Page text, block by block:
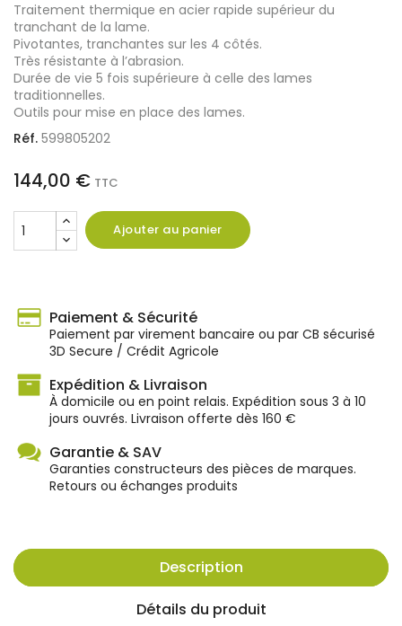
Traitement thermique en acier rapide supérieur du
tranchant de la lame.
Pivotantes, tranchantes sur les 4 côtés.
Très résistante à l’abrasion.
Durée de vie 5 fois supérieure à celle des lames
traditionnelles.
Outils pour mise en place des lames.
Réf. 599805202
144,00 € TTC
Ajouter au panier
Paiement & Sécurité
Paiement par virement bancaire ou par CB sécurisé
3D Secure / Crédit Agricole
Expédition & Livraison
À domicile ou en point relais. Expédition sous 3 à 10
jours ouvrés. Livraison offerte dès 160 €
Garantie & SAV
Garanties constructeurs des pièces de marques.
Retours ou échanges produits
Description
Détails du produit